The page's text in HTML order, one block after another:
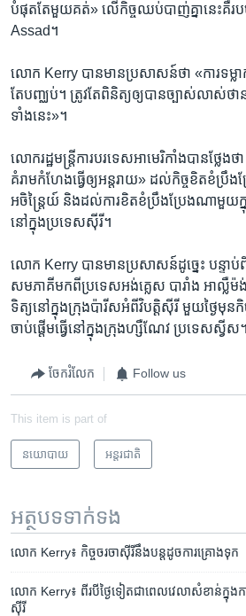
បំផុតតែ​មួយ​គត់» លើ​កិច្ចឈប់បាញ់គ្នា​នេះ​គឺ​រ
Assad។
លោក Kerry បានមានប្រសាសន៍​ថា «ការ​ទម្លា
តែ​បញ្ឈប់។​ ត្រូវ​តែ​ពិនិត្យ​ឲ្យ​បាន​ច្បាស់លាស់ថា​ន
ទាំង​នេះ»។
លោករដ្ឋមន្ត្រីការ​បរទេស​អាមេរិកាំង​បាន​ថ្លែង​
គំរាម​កំហែង​ធ្វើ​ឲ្យ​អន្តរាយ​» ដល់​កិច្ច​ខិតខំ​ប្រឹងប្
អចិន្ត្រៃយ៍ និង​ដល់​ការ​ខិតខំប្រឹង​ប្រែង​ណាមួយ​ក្នុ
នៅ​ក្នុង​ប្រទេស​ស៊ីរី។​
លោក Kerry បាន​មាន​ប្រសាសន៍​ដូច្នេះ​ បន្ទ
សមភាគី​មក​ពី​ប្រទេសអង់គ្លេស បារាំង អាល្លឺម៉
ទិត្យ​នៅ​ក្នុង​ក្រុង​ប៉ារីស​អំពី​វិបត្តិស៊ីរី​ មួយ​ថ្ងៃ​មុ
ចាប់ផ្តើម​ធ្វើ​នៅ​ក្នុង​ក្រុងហ្សឺណែវ ប្រទេស​ស្វីស
ចែករំលែក Follow us
This item is part of
នយោបាយ អន្តរជាតិ
អត្ថបទ​ទាក់ទង
លោក​ Kerry៖ កិច្ចចរចា​ស៊ីរី​នឹង​បន្ត​ដូច​ការ​គ្រោង​ទុក
លោក Kerry៖ ពីរ​បី​ថ្ងៃទៀត​ជា​ពេល​វេលា​សំខាន់​​ក្នុង​ក
ស៊ីរី